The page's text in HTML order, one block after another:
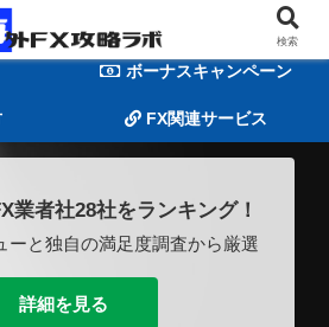
ボーナスキャンペーン
FX関連サービス
業者社28社をランキング！
ーと独自の満足度調査から厳選
詳細を見る
検索